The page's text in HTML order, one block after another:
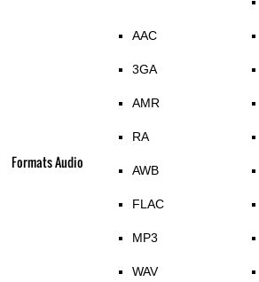
Formats Audio
AAC
3GA
AMR
RA
AWB
FLAC
MP3
WAV